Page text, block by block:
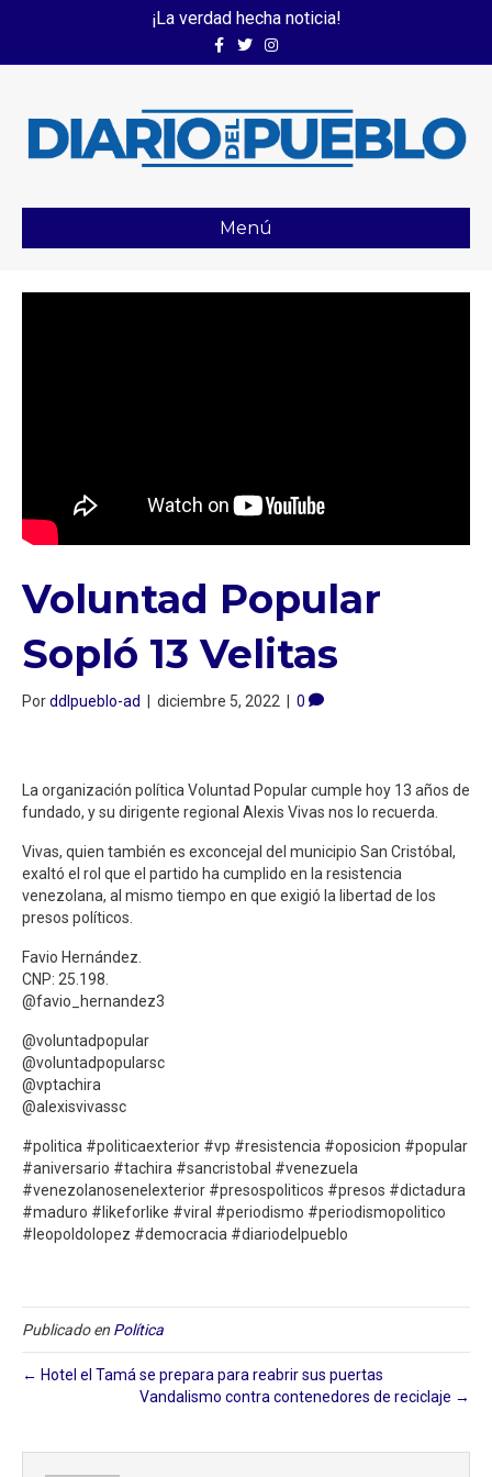
¡La verdad hecha noticia!
FacebookTwitterInstagram
Menú
Voluntad Popular
Sopló 13 Velitas
Porddlpueblo-ad diciembre 5, 2022 0
La organización política Voluntad Popular cumple hoy 13 años de
fundado, y su dirigente regional Alexis Vivas nos lo recuerda.
Vivas, quien también es exconcejal del municipio San Cristóbal,
exaltó el rol que el partido ha cumplido en la resistencia
venezolana, al mismo tiempo en que exigió la libertad de los
presos políticos.
Favio Hernández.
CNP: 25.198.
@favio_hernandez3
@voluntadpopular
@voluntadpopularsc
@vptachira
@alexisvivassc
#politica #politicaexterior #vp #resistencia #oposicion #popular
#aniversario #tachira #sancristobal #venezuela
#venezolanosenelexterior #presospoliticos #presos #dictadura
#maduro #likeforlike #viral #periodismo #periodismopolitico
#leopoldolopez #democracia #diariodelpueblo
Publicado en Política
← Hotel el Tamá se prepara para reabrir sus puertas
Vandalismo contra contenedores de reciclaje →